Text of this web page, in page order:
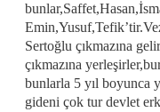
Sertoğlu çıkmazına
çıkmazına
bunlarla 5 yıl boyunca
gideni çok tur devlet